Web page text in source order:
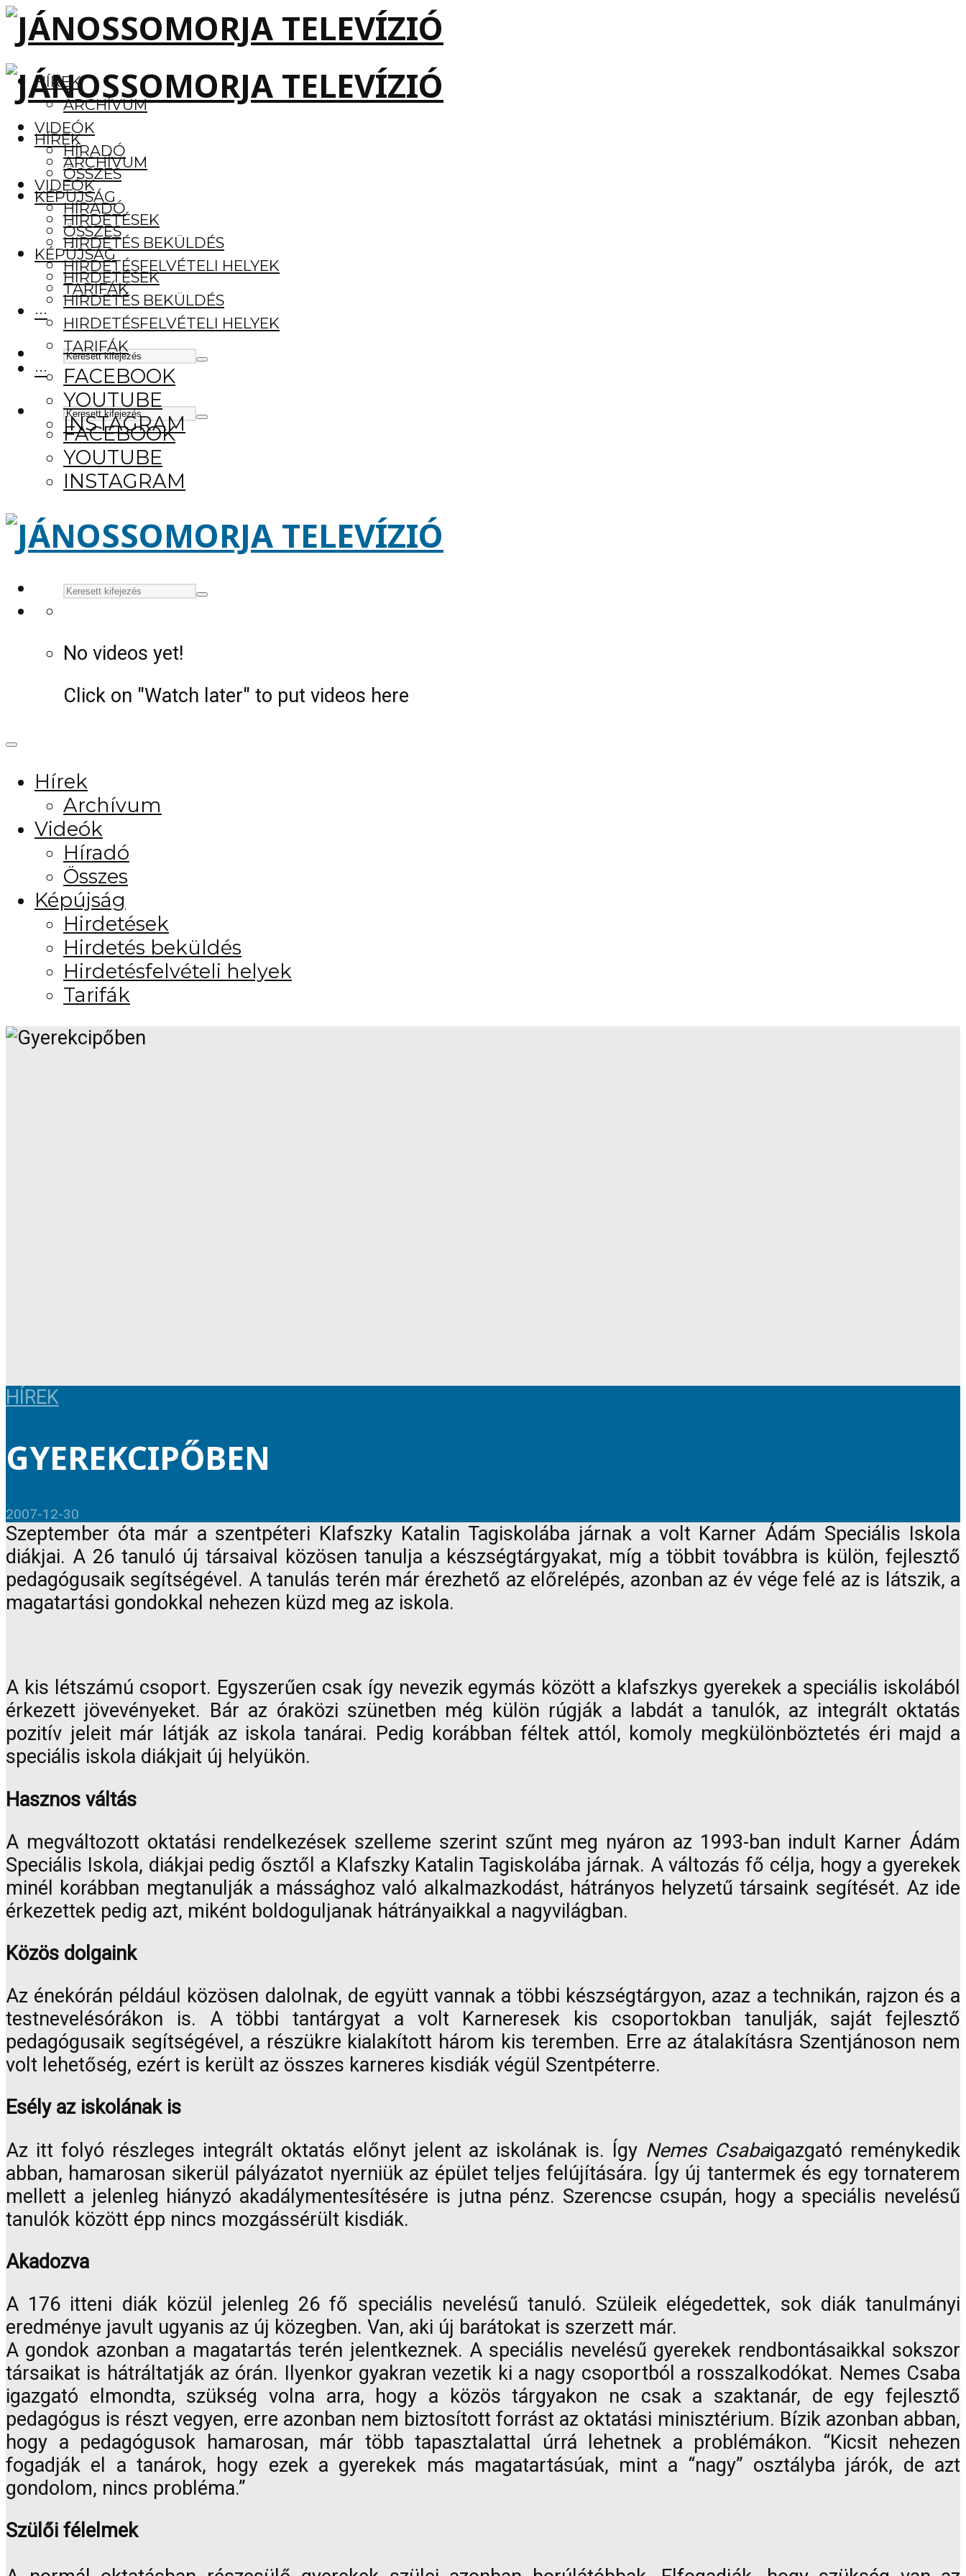
HÍREK
ARCHÍVUM
VIDEÓK
HÍRADÓ
ÖSSZES
KÉPÚJSÁG
HIRDETÉSEK
HIRDETÉS BEKÜLDÉS
HIRDETÉSFELVÉTELI HELYEK
TARIFÁK
···
FACEBOOK
YOUTUBE
INSTAGRAM
HÍREK
ARCHÍVUM
VIDEÓK
HÍRADÓ
ÖSSZES
KÉPÚJSÁG
HIRDETÉSEK
HIRDETÉS BEKÜLDÉS
HIRDETÉSFELVÉTELI HELYEK
TARIFÁK
···
FACEBOOK
YOUTUBE
INSTAGRAM
No videos yet!
Click on "Watch later" to put videos here
Hírek
Archívum
Videók
Híradó
Összes
Képújság
Hirdetések
Hirdetés beküldés
Hirdetésfelvételi helyek
Tarifák
HÍREK
GYEREKCIPŐBEN
2007-12-30
Szeptember óta már a szentpéteri Klafszky Katalin Tagiskolába járnak a volt Karner Ádám Speciális Iskola
diákjai. A 26 tanuló új társaival közösen tanulja a készségtárgyakat, míg a többit továbbra is külön, fejlesztő
pedagógusaik segítségével. A tanulás terén már érezhető az előrelépés, azonban az év vége felé az is látszik, a
magatartási gondokkal nehezen küzd meg az iskola.
A kis létszámú csoport. Egyszerűen csak így nevezik egymás között a klafszkys gyerekek a speciális iskolából
érkezett jövevényeket. Bár az óraközi szünetben még külön rúgják a labdát a tanulók, az integrált oktatás
pozitív jeleit már látják az iskola tanárai. Pedig korábban féltek attól, komoly megkülönböztetés éri majd a
speciális iskola diákjait új helyükön.
Hasznos váltás
A megváltozott oktatási rendelkezések szelleme szerint szűnt meg nyáron az 1993-ban indult Karner Ádám
Speciális Iskola, diákjai pedig ősztől a Klafszky Katalin Tagiskolába járnak. A változás fő célja, hogy a gyerekek
minél korábban megtanulják a mássághoz való alkalmazkodást, hátrányos helyzetű társaink segítését. Az ide
érkezettek pedig azt, miként boldoguljanak hátrányaikkal a nagyvilágban.
Közös dolgaink
Az énekórán például közösen dalolnak, de együtt vannak a többi készségtárgyon, azaz a technikán, rajzon és a
testnevelésórákon is. A többi tantárgyat a volt Karneresek kis csoportokban tanulják, saját fejlesztő
pedagógusaik segítségével, a részükre kialakított három kis teremben. Erre az átalakításra Szentjánoson nem
volt lehetőség, ezért is került az összes karneres kisdiák végül Szentpéterre.
Esély az iskolának is
Az itt folyó részleges integrált oktatás előnyt jelent az iskolának is. Így Nemes Csabaigazgató reménykedik
abban, hamarosan sikerül pályázatot nyerniük az épület teljes felújítására. Így új tantermek és egy tornaterem
mellett a jelenleg hiányzó akadálymentesítésére is jutna pénz. Szerencse csupán, hogy a speciális nevelésű
tanulók között épp nincs mozgássérült kisdiák.
Akadozva
A 176 itteni diák közül jelenleg 26 fő speciális nevelésű tanuló. Szüleik elégedettek, sok diák tanulmányi
eredménye javult ugyanis az új közegben. Van, aki új barátokat is szerzett már.
A gondok azonban a magatartás terén jelentkeznek. A speciális nevelésű gyerekek rendbontásaikkal sokszor
társaikat is hátráltatják az órán. Ilyenkor gyakran vezetik ki a nagy csoportból a rosszalkodókat. Nemes Csaba
igazgató elmondta, szükség volna arra, hogy a közös tárgyakon ne csak a szaktanár, de egy fejlesztő
pedagógus is részt vegyen, erre azonban nem biztosított forrást az oktatási minisztérium. Bízik azonban abban,
hogy a pedagógusok hamarosan, már több tapasztalattal úrrá lehetnek a problémákon. “Kicsit nehezen
fogadják el a tanárok, hogy ezek a gyerekek más magatartásúak, mint a “nagy” osztályba járók, de azt
gondolom, nincs probléma.”
Szülői félelmek